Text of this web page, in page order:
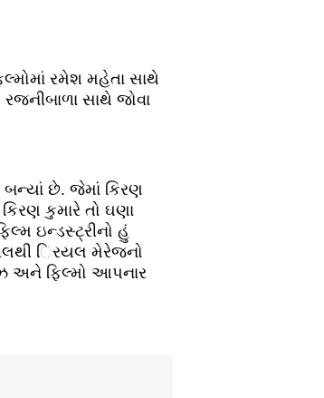
રમેશ મહેતા સાથે
સાથે જોવા
બન્યાં છે. જેમાં કિરણ
કુમારે તો ઘણા
ઇન્ડસ્ટ્રીનો હું
િરયલ મેરેજનો
અને ફિલ્મો આપનાર